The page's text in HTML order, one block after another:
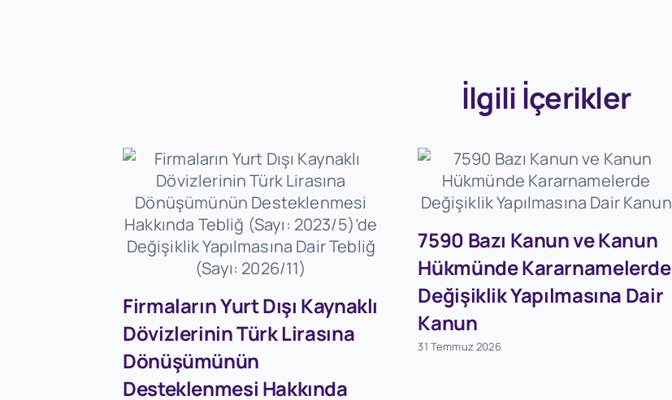
İlgili İçerikler
Firmaların Yurt Dışı Kaynaklı
Dövizlerinin Türk Lirasına
Dönüşümünün
Desteklenmesi Hakkında
7590 Bazı Kanun ve Kanun
Hükmünde Kararnamelerde
Değişiklik Yapılmasına Dair
Kanun
31 Temmuz 2026